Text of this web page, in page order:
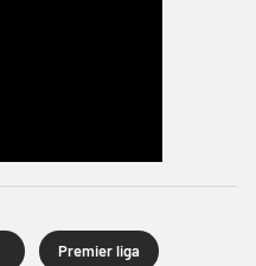
Premier liga